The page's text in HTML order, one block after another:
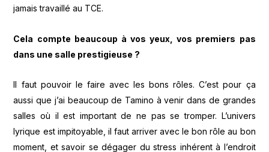
jamais travaillé au TCE.
Cela compte beaucoup à vos yeux, vos premiers pas
dans une salle prestigieuse ?
Il faut pouvoir le faire avec les bons rôles. C’est pour ça
aussi que j’ai beaucoup de Tamino à venir dans de grandes
salles où il est important de ne pas se tromper. L’univers
lyrique est impitoyable, il faut arriver avec le bon rôle au bon
moment, et savoir se dégager du stress inhérent à l’endroit